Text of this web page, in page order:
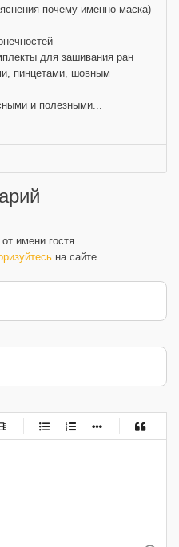
почему именно маска)
для зашивания ран
пинцетами, шовным
и полезными...
имени гостя
на сайте.
-
-